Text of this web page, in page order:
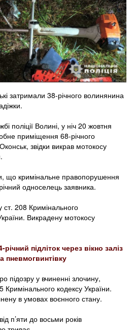
затримали 38-річного волинянина
поліції Волині, у ніч 20 жовтня
приміщення 68-річного
звідки викрав мотокосу
що кримінальне правопорушення
односелець заявника.
208 Кримінального
Викрадену мотокосу
підліток через вікно заліз
пневмогвинтівку
підозру у вчиненні злочину,
кодексу України.
в умовах воєнного стану.
п’яти до восьми років